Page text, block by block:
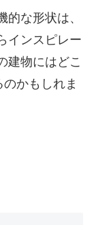
な形状は、
インスピレー
建物にはどこ
かもしれま